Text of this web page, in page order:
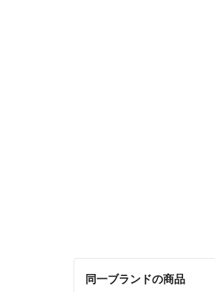
同一ブランドの商品